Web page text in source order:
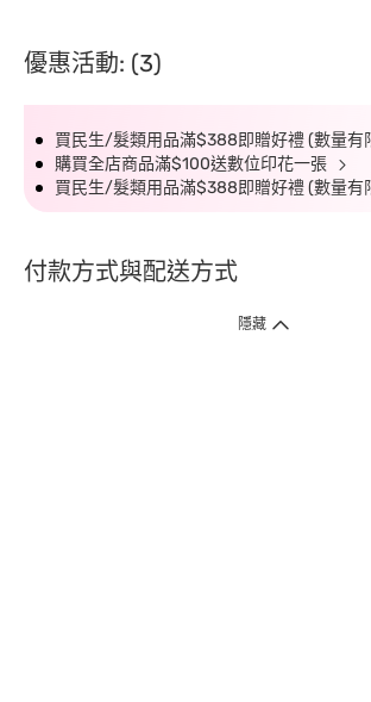
優惠活動: (3)
買民生/髮類用品滿$388即贈好禮 (數量有
購買全店商品滿$100送數位印花一張
買民生/髮類用品滿$388即贈好禮 (數量有
付款方式與配送方式
隱藏